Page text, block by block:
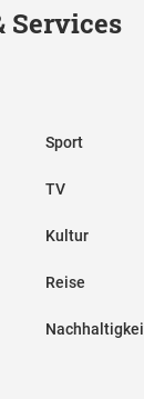
Services
Sport
TV
Kultur
Reise